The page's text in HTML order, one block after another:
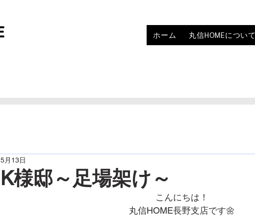
ホーム 丸信HOMEについて
K様邸～足場架け～
5月13日
こんにちは！
丸信HOME長野支店です🌼